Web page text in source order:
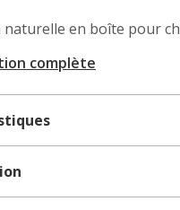
en boîte pour
complète